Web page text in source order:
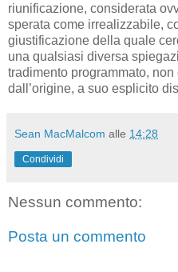
riunificazione, considerata
sperata come irrealizzabile,
giustificazione della quale
una qualsiasi diversa
tradimento programmato,
dall’origine, a suo esplicito
Sean MacMalcom alle 14:28
Condividi
Nessun commento:
Posta un commento